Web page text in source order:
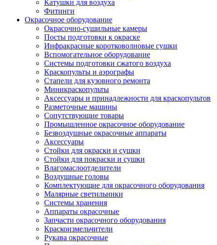
Катушки для воздуха
Фитинги
Окрасочное оборудование
Окрасочно-сушильные камеры
Посты подготовки к окраске
Инфракрасные коротковолновые сушки
Вспомогательное оборудование
Системы подготовки сжатого воздуха
Краскопульты и аэрографы
Стапели для кузовного ремонта
Миникраскопульты
Аксессуары и принадлежности для краскопультов
Разметочные машины
Сопутствующие товары
Промышленное окрасочное оборудование
Безвоздушные окрасочные аппараты
Аксессуары
Стойки для окраски и сушки
Стойки для покраски и сушки
Влагомаслоотделители
Воздушные головы
Комплектующие для окрасочного оборудования
Малярные светильники
Системы хранения
Аппараты окрасочные
Запчасти окрасочного оборудования
Краскоизмельчители
Рукава окрасочные